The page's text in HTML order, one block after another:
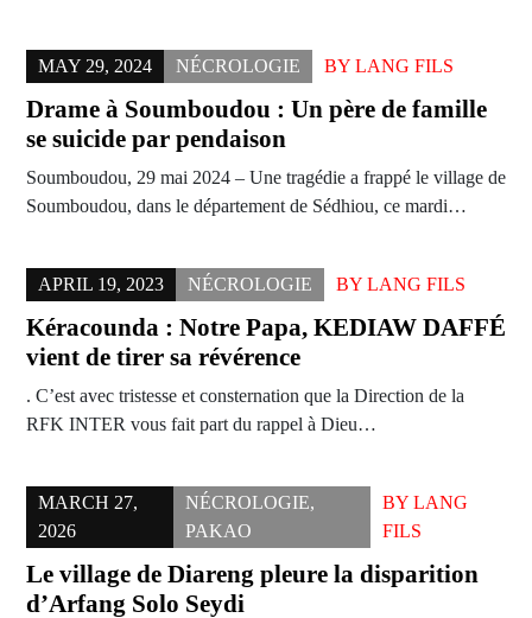
MAY 29, 2024 NÉCROLOGIE BY LANG FILS
Drame à Soumboudou : Un père de famille
se suicide par pendaison
Soumboudou, 29 mai 2024 – Une tragédie a frappé le village de
Soumboudou, dans le département de Sédhiou, ce mardi…
APRIL 19, 2023 NÉCROLOGIE BY LANG FILS
Kéracounda : Notre Papa, KEDIAW DAFFÉ
vient de tirer sa révérence
. C’est avec tristesse et consternation que la Direction de la
RFK INTER vous fait part du rappel à Dieu…
MARCH 27,
2026
NÉCROLOGIE,
PAKAO
BY LANG
FILS
Le village de Diareng pleure la disparition
d’Arfang Solo Seydi